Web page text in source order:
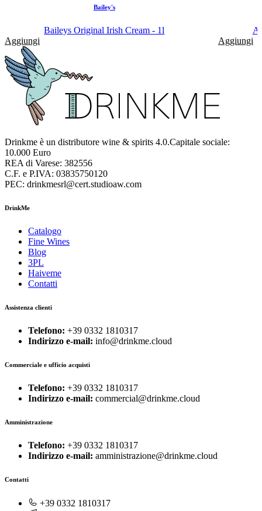
Bailey's
Baileys Original Irish Cream - 1l
Aggiungi
Aggiungi
Drinkme è un distributore wine & spirits 4.0.Capitale sociale:
10.000 Euro
REA di Varese: 382556
C.F. e P.IVA: 03835750120
PEC: drinkmesrl@cert.studioaw.com
DrinkMe
Catalogo
Fine Wines
Blog
3PL
Haiveme
Contatti
Assistenza clienti
Telefono: +39 0332 1810317
Indirizzo e-mail: info@drinkme.cloud
Commerciale e ufficio acquisti
Telefono: +39 0332 1810317
Indirizzo e-mail: commercial@drinkme.cloud
Amministrazione
Telefono: +39 0332 1810317
Indirizzo e-mail: amministrazione@drinkme.cloud
Contatti
+39 0332 1810317